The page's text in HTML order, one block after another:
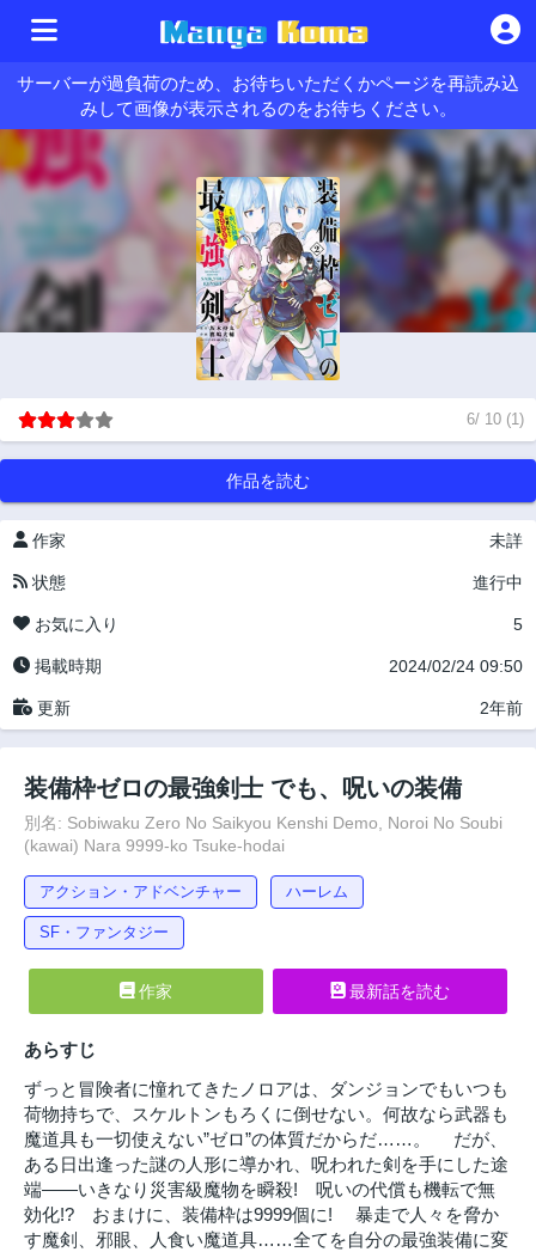
サーバーが過負荷のため、お待ちいただくかページを再読み込
みして画像が表示されるのをお待ちください。
6/ 10 (1)
作品を読む
作家 未詳
状態 進行中
お気に入り 5
掲載時期 2024/02/24 09:50
更新 2年前
装備枠ゼロの最強剣士 でも、呪いの装備
別名: Sobiwaku Zero No Saikyou Kenshi Demo, Noroi No Soubi
(kawai) Nara 9999-ko Tsuke-hodai
アクション・アドベンチャー ハーレム
SF・ファンタジー
作家 最新話を読む
あらすじ
ずっと冒険者に憧れてきたノロアは、ダンジョンでもいつも
荷物持ちで、スケルトンもろくに倒せない。何故なら武器も
魔道具も一切使えない”ゼロ”の体質だからだ……。 だが、
ある日出逢った謎の人形に導かれ、呪われた剣を手にした途
端――いきなり災害級魔物を瞬殺! 呪いの代償も機転で無
効化!? おまけに、装備枠は9999個に! 暴走で人々を脅か
す魔剣、邪眼、人食い魔道具……全てを自分の最強装備に変